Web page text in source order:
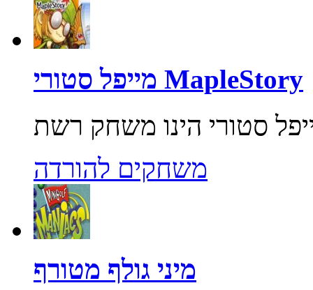
מייפל סטורי MapleStory
משחקים להורדה
מיני גולף מטורף